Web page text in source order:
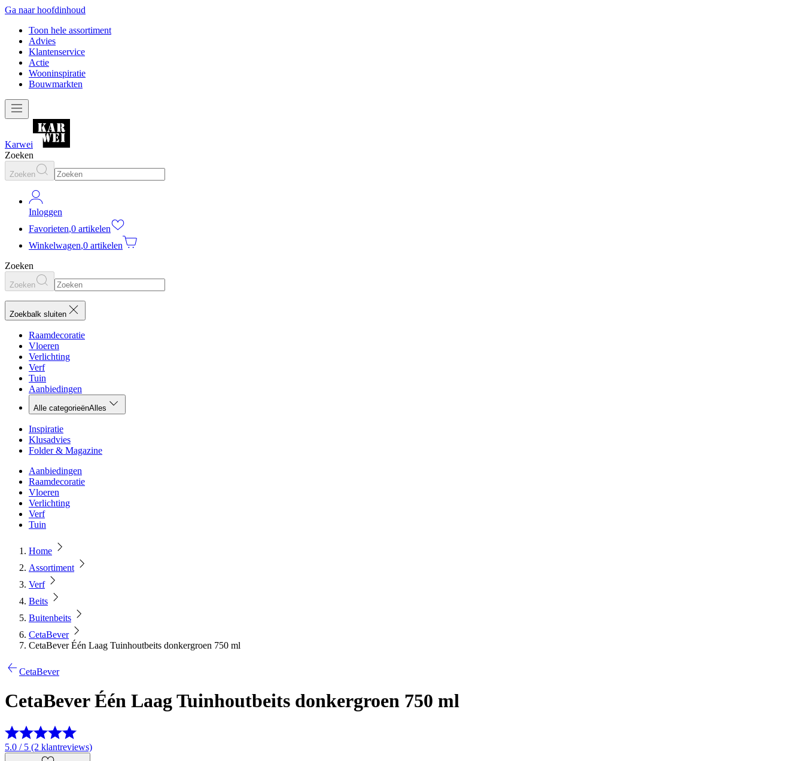
Ga naar hoofdinhoud
Toon hele assortiment
Advies
Klantenservice
Actie
Wooninspiratie
Bouwmarkten
Karwei
Zoeken
Zoeken
Inloggen
Favorieten,0 artikelen
Winkelwagen,0 artikelen
Zoeken
Zoeken
Zoekbalk sluiten
Raamdecoratie
Vloeren
Verlichting
Verf
Tuin
Aanbiedingen
Alle categorieënAlles
Inspiratie
Klusadvies
Folder & Magazine
Aanbiedingen
Raamdecoratie
Vloeren
Verlichting
Verf
Tuin
Home
Assortiment
Verf
Beits
Buitenbeits
CetaBever
CetaBever Één Laag Tuinhoutbeits donkergroen 750 ml
CetaBever
CetaBever Één Laag Tuinhoutbeits donkergroen 750 ml
5.0 / 5 (2 klantreviews)